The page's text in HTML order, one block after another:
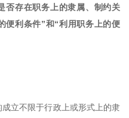
否存在职务上的隶属、制约关
便利条件”和“利用职务上的便
立不限于行政上或形式上的隶